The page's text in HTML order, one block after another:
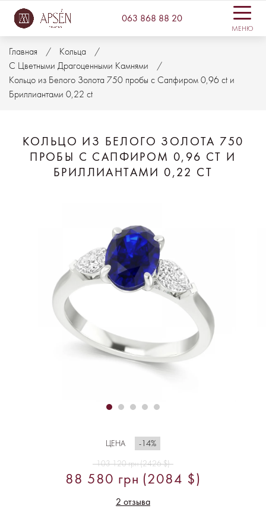
063 868 88 20
МЕНЮ
Главная
Кольца
С Цветными Драгоценными Камнями
Кольцо из Белого Золота 750 пробы с Сапфиром 0,96 ct и
Бриллиантами 0,22 ct
КОЛЬЦО ИЗ БЕЛОГО ЗОЛОТА 750
ПРОБЫ С САПФИРОМ 0,96 CT И
БРИЛЛИАНТАМИ 0,22 CT
ЦЕНА -14%
103 120 грн (2426 $)
88 580 грн (2084 $)
2 отзыва